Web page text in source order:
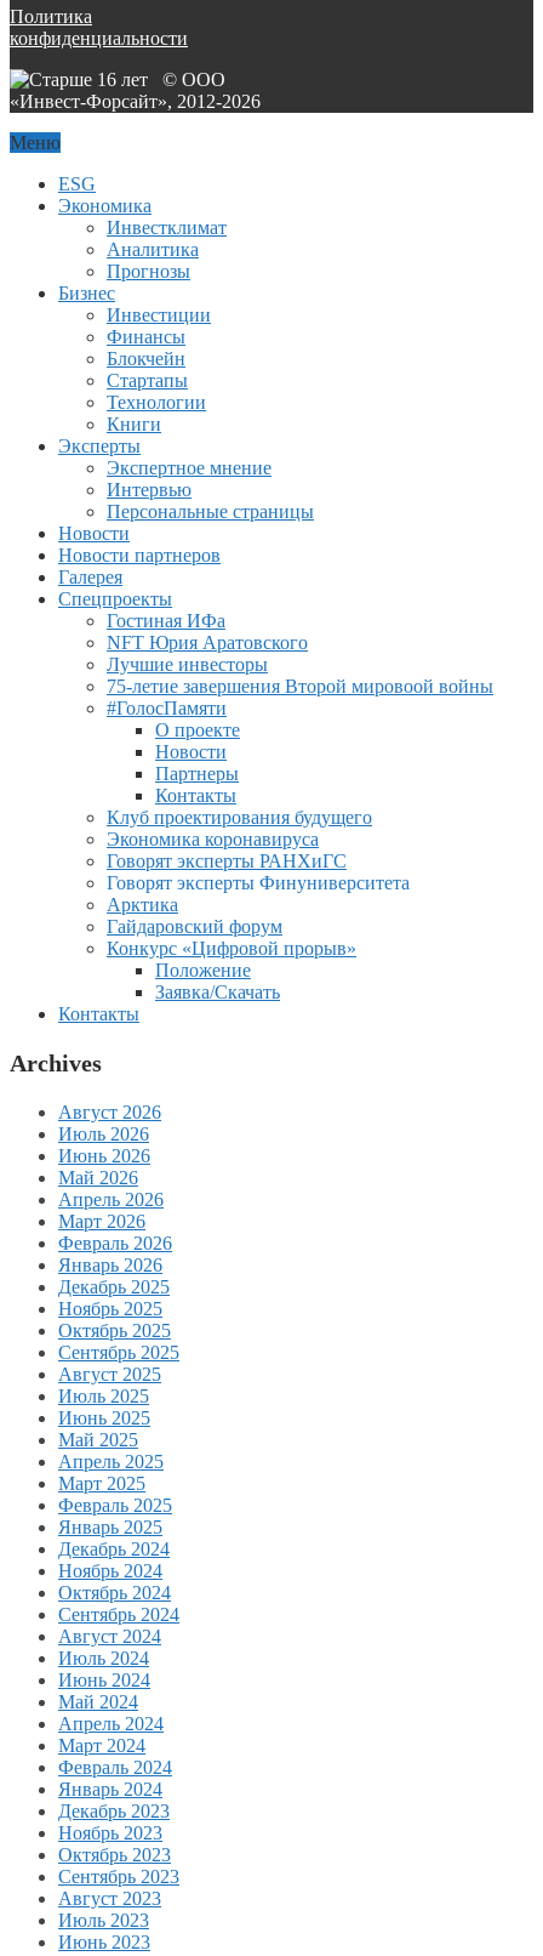
Политика
конфиденциальности
© ООО
«Инвест-Форсайт», 2012-2026
Меню
ESG
Экономика
Инвестклимат
Аналитика
Прогнозы
Бизнес
Инвестиции
Финансы
Блокчейн
Стартапы
Технологии
Книги
Эксперты
Экспертное мнение
Интервью
Персональные страницы
Новости
Новости партнеров
Галерея
Спецпроекты
Гостиная ИФа
NFT Юрия Аратовского
Лучшие инвесторы
75-летие завершения Второй мировоой войны
#ГолосПамяти
О проекте
Новости
Партнеры
Контакты
Клуб проектирования будущего
Экономика коронавируса
Говорят эксперты РАНХиГС
Говорят эксперты Финуниверситета
Арктика
Гайдаровский форум
Конкурс «Цифровой прорыв»
Положение
Заявка/Скачать
Контакты
Archives
Август 2026
Июль 2026
Июнь 2026
Май 2026
Апрель 2026
Март 2026
Февраль 2026
Январь 2026
Декабрь 2025
Ноябрь 2025
Октябрь 2025
Сентябрь 2025
Август 2025
Июль 2025
Июнь 2025
Май 2025
Апрель 2025
Март 2025
Февраль 2025
Январь 2025
Декабрь 2024
Ноябрь 2024
Октябрь 2024
Сентябрь 2024
Август 2024
Июль 2024
Июнь 2024
Май 2024
Апрель 2024
Март 2024
Февраль 2024
Январь 2024
Декабрь 2023
Ноябрь 2023
Октябрь 2023
Сентябрь 2023
Август 2023
Июль 2023
Июнь 2023